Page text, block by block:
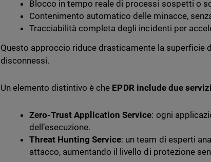
Blocco in tempo reale di processi sospetti o
Contenimento automatico delle minacce,
Tracciabilità completa degli incidenti per
Questo approccio riduce drasticamente la superficie
disconnessi.
Un elemento distintivo è che EPDR include due
Zero-Trust Application Service: ogni
dell’esecuzione.
Threat Hunting Service: un team di esperti
attacco, aumentando il livello di protezione